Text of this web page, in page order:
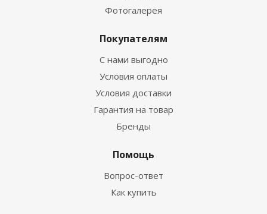
Фотогалерея
Покупателям
С нами выгодно
Условия оплаты
Условия доставки
Гарантия на товар
Бренды
Помощь
Вопрос-ответ
Как купить